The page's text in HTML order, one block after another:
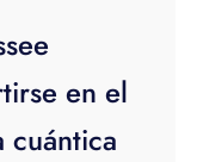
en el